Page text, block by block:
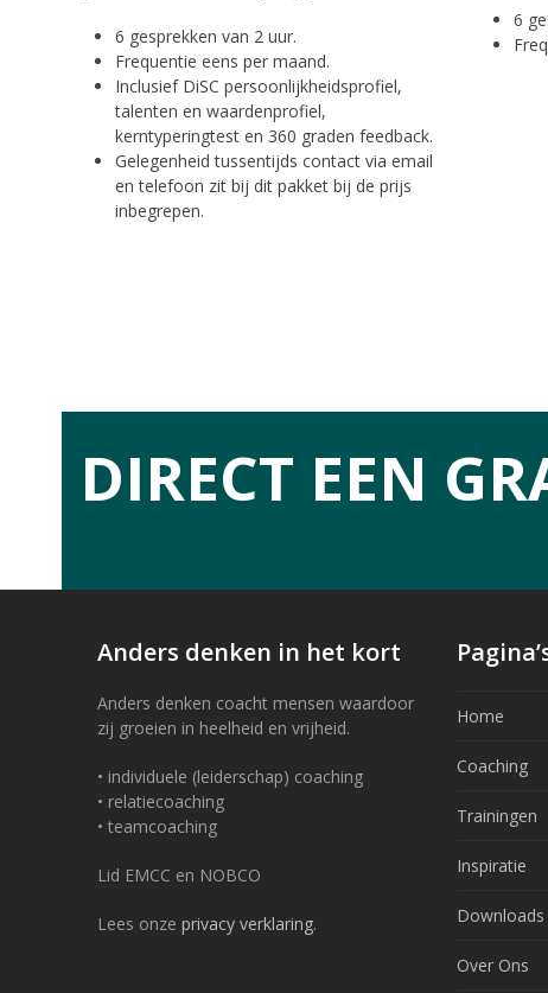
6 gesprekken van 2 uur.
Frequentie eens per maand.
Inclusief DiSC persoonlijkheidsprofiel,
talenten en waardenprofiel,
kerntyperingtest en 360 graden feedback.
Gelegenheid tussentijds contact via email
en telefoon zit bij dit pakket bij de prijs
inbegrepen.
6
DIRECT EEN
Anders denken in het kort
Anders denken coacht mensen waardoor
zij groeien in heelheid en vrijheid.
• individuele (leiderschap) coaching
• relatiecoaching
• teamcoaching
Lid EMCC en NOBCO
Lees onzeprivacy verklaring.
Home
Coaching
Trainingen
Inspiratie
Downloads
Over Ons